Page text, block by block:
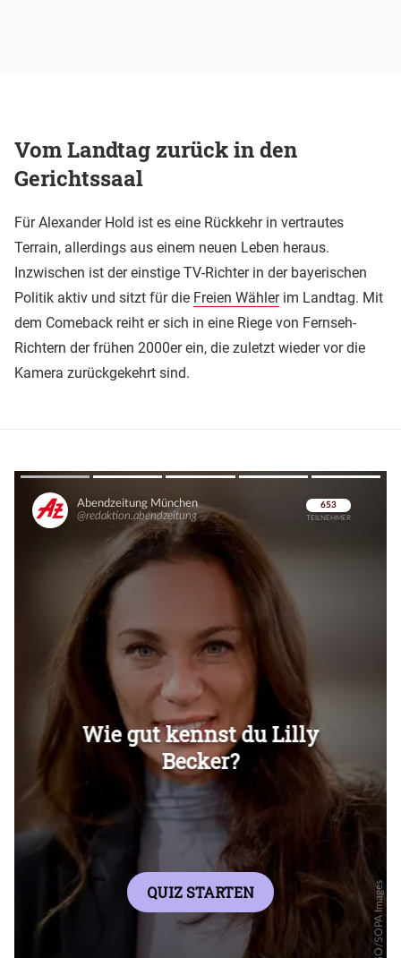
Vom Landtag zurück in den
Gerichtssaal
Für Alexander Hold ist es eine Rückkehr in vertrautes
Terrain, allerdings aus einem neuen Leben heraus.
Inzwischen ist der einstige TV-Richter in der bayerischen
Politik aktiv und sitzt für die Freien Wählerim Landtag. Mit
dem Comeback reiht er sich in eine Riege von Fernseh-
Richtern der frühen 2000er ein, die zuletzt wieder vor die
Kamera zurückgekehrt sind.
Überspringen
Überspringen